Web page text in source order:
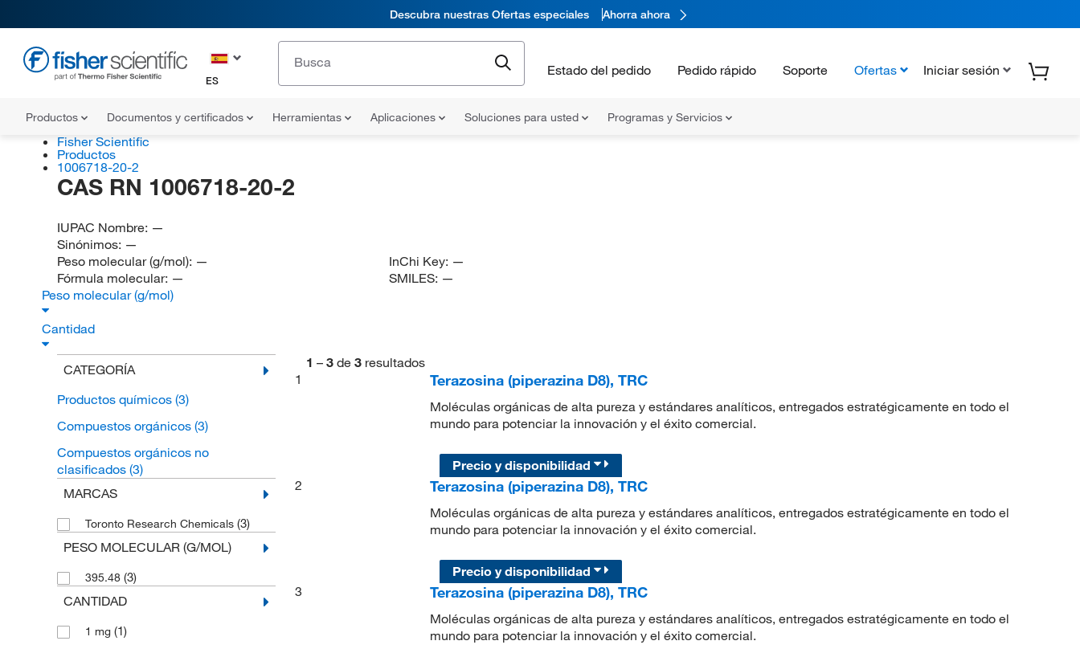
Descubra nuestras Ofertas especiales Ahorra ahora
ES
Estado del pedido Pedido rápido Soporte Ofertas Iniciar sesión
Productos Documentos y certificados Herramientas Aplicaciones Soluciones para usted Programas y Servicios
Fisher Scientific
Productos
1006718-20-2
CAS RN 1006718-20-2
IUPAC Nombre: —
Sinónimos: —
Peso molecular (g/mol): —
Fórmula molecular: —
InChi Key: —
SMILES: —
Peso molecular (g/mol)
Cantidad
CATEGORÍA
Productos químicos (3)
Compuestos orgánicos (3)
Compuestos orgánicos no
clasificados (3)
MARCAS
Toronto Research Chemicals (3)
PESO MOLECULAR (G/MOL)
395.48 (3)
CANTIDAD
1 mg (1)
1 – 3 de 3 resultados
1
Terazosina (piperazina D8), TRC
Moléculas orgánicas de alta pureza y estándares analíticos, entregados estratégicamente en todo el
mundo para potenciar la innovación y el éxito comercial.
Precio y disponibilidad
2
Terazosina (piperazina D8), TRC
Moléculas orgánicas de alta pureza y estándares analíticos, entregados estratégicamente en todo el
mundo para potenciar la innovación y el éxito comercial.
Precio y disponibilidad
3
Terazosina (piperazina D8), TRC
Moléculas orgánicas de alta pureza y estándares analíticos, entregados estratégicamente en todo el
mundo para potenciar la innovación y el éxito comercial.